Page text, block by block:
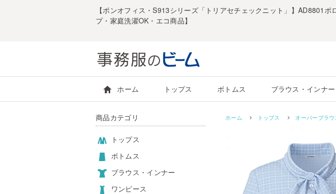
【ボンオフィス・S913シリーズ「トリアセチェックニット」】AD8801
プ・家庭洗濯OK・エコ商品】
ホーム トップス ボトムス ブラウス・インナー
ホーム トップス オーバーブラウ
商品カテゴリ
トップス
ボトムス
ブラウス・インナー
ワンピース